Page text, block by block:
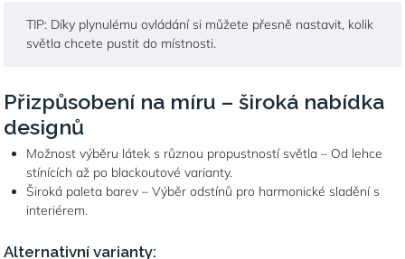
TIP: Díky plynulému ovládání si můžete přesně nastavit, kolik
světla chcete pustit do místnosti.
Přizpůsobení na míru – široká nabídka
designů
Možnost výběru látek s různou propustností světla – Od lehce
stínících až po blackoutové varianty.
Široká paleta barev – Výběr odstínů pro harmonické sladění s
interiérem.
Alternativní varianty: